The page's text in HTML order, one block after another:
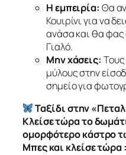
Η εμπειρία: Θα
Κουιρίνι για να
ανάσα και θα
Γιαλό.
Μην χάσεις:
μύλους στην
σημείο για
Ταξίδι στην
Κλείσε τώρα το
ομορφότερο κάστρο
Μπες και κλείσε τώρα :